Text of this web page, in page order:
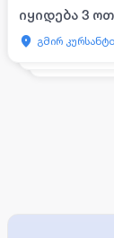
იყიდება 3
გმირ